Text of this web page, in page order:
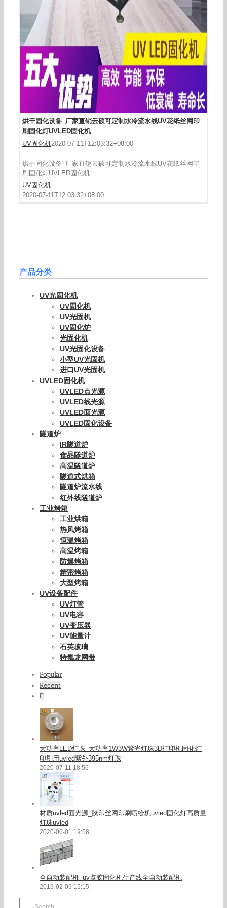
烘干固化设备_厂家直销云硕可定制水冷流水线UV花纸丝网印
刷固化灯UVLED固化机
UV固化机2020-07-11T12:03:32+08:00
烘干固化设备_厂家直销云硕可定制水冷流水线UV花纸丝网印
刷固化灯UVLED固化机
UV固化机
2020-07-11T12:03:32+08:00
产品分类
UV光固化机
UV固化机
UV光固机
UV固化炉
光固化机
UV光固化设备
小型UV光固机
进口UV光固机
UVLED固化机
UVLED点光源
UVLED线光源
UVLED面光源
UVLED固化设备
隧道炉
IR隧道炉
食品隧道炉
高温隧道炉
隧道式烘箱
隧道炉流水线
红外线隧道炉
工业烤箱
工业烘箱
热风烤箱
恒温烤箱
高温烤箱
防爆烤箱
精密烤箱
大型烤箱
UV设备配件
UV灯管
UV电容
UV变压器
UV能量计
石英玻璃
特氟龙网带
Popular
Recent
大功率LED灯珠_大功率1W3W紫光灯珠3D打印机固化灯
印刷用uvled紫外395nm灯珠
2020-07-11 18:56
材质uvled面光源_胶印丝网印刷喷绘机uvled固化灯高质量
灯珠uvled
2020-06-01 19:58
全自动装配机_uv点胶固化机生产线全自动装配机
2019-02-09 15:15